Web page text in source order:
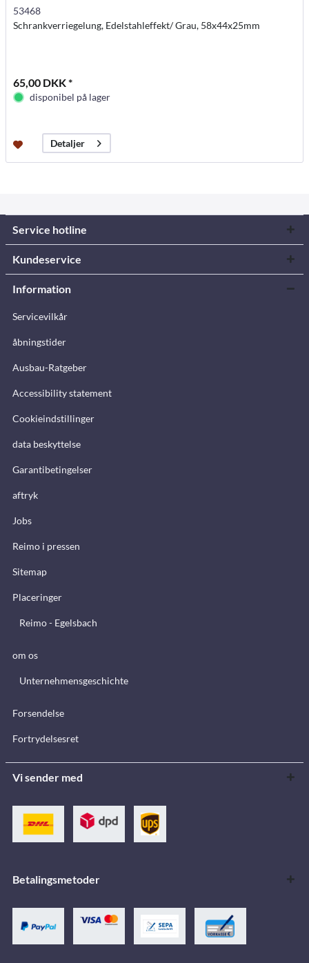
53468
Schrankverriegelung, Edelstahleffekt/ Grau, 58x44x25mm
65,00 DKK *
disponibel på lager
Detaljer
Service hotline
Kundeservice
Information
Servicevilkår
åbningstider
Ausbau-Ratgeber
Accessibility statement
Cookieindstillinger
data beskyttelse
Garantibetingelser
aftryk
Jobs
Reimo i pressen
Sitemap
Placeringer
Reimo - Egelsbach
om os
Unternehmensgeschichte
Forsendelse
Fortrydelsesret
Vi sender med
Betalingsmetoder